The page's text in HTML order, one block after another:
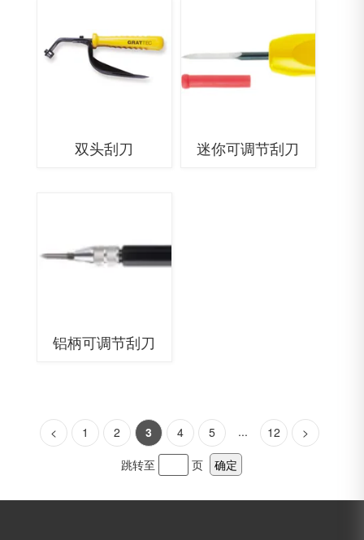
双头刮刀 迷你可调节刮刀
铝柄可调节刮刀
< 1 2 3 4 5 ... 12
>
跳转至
页 确定